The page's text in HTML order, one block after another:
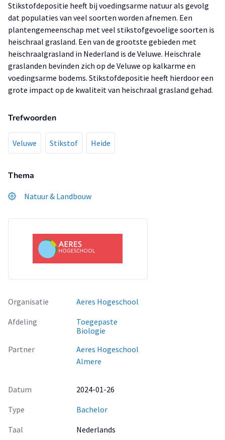
Stikstofdepositie heeft bij voedingsarme natuur als gevolg
dat populaties van veel soorten worden afnemen. Een
plantengemeenschap met veel stikstofgevoelige soorten is
heischraal grasland. Een van de grootste gebieden met
heischraalgrasland in Nederland is de Veluwe. Heischrale
graslanden bevinden zich op de Veluwe op kalkarme en
voedingsarme bodems. Stikstofdepositie heeft hierdoor een
grote impact op de kwaliteit van heischraal grasland gehad.
Trefwoorden
Veluwe Stikstof Heide
Thema
Natuur & Landbouw
Organisatie
Aeres Hogeschool
Afdeling
Toegepaste
Biologie
Partner
Aeres Hogeschool
Almere
Datum
2024-01-26
Type
Bachelor
Taal
Nederlands